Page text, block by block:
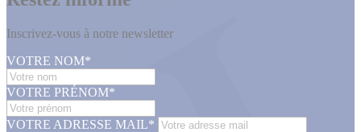
Inscrivez-vous à notre newsletter
VOTRE NOM*
VOTRE PRÉNOM*
VOTRE ADRESSE MAIL*